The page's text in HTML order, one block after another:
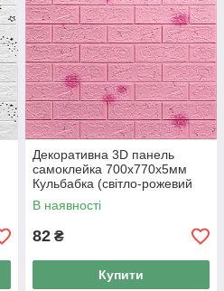
Декоративна 3D панель
самоклейка 700х770х5мм
Кульбабка (світло-рожевий
цегла) (022) SW-00000023
В наявності
82 ₴
Купити